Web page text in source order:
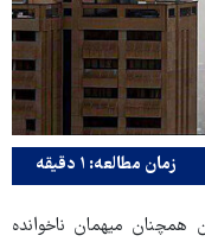
زمان مطالعه: ۱ دقیقه
میهمان ناخوانده